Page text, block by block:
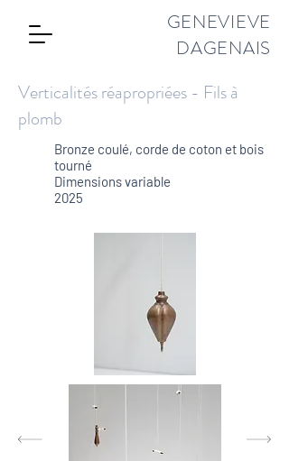
GENEVIEVE
DAGENAIS
Verticalités réapropriées - Fils à
plomb
Bronze coulé, corde de coton et bois
tourné
Dimensions variable
2025